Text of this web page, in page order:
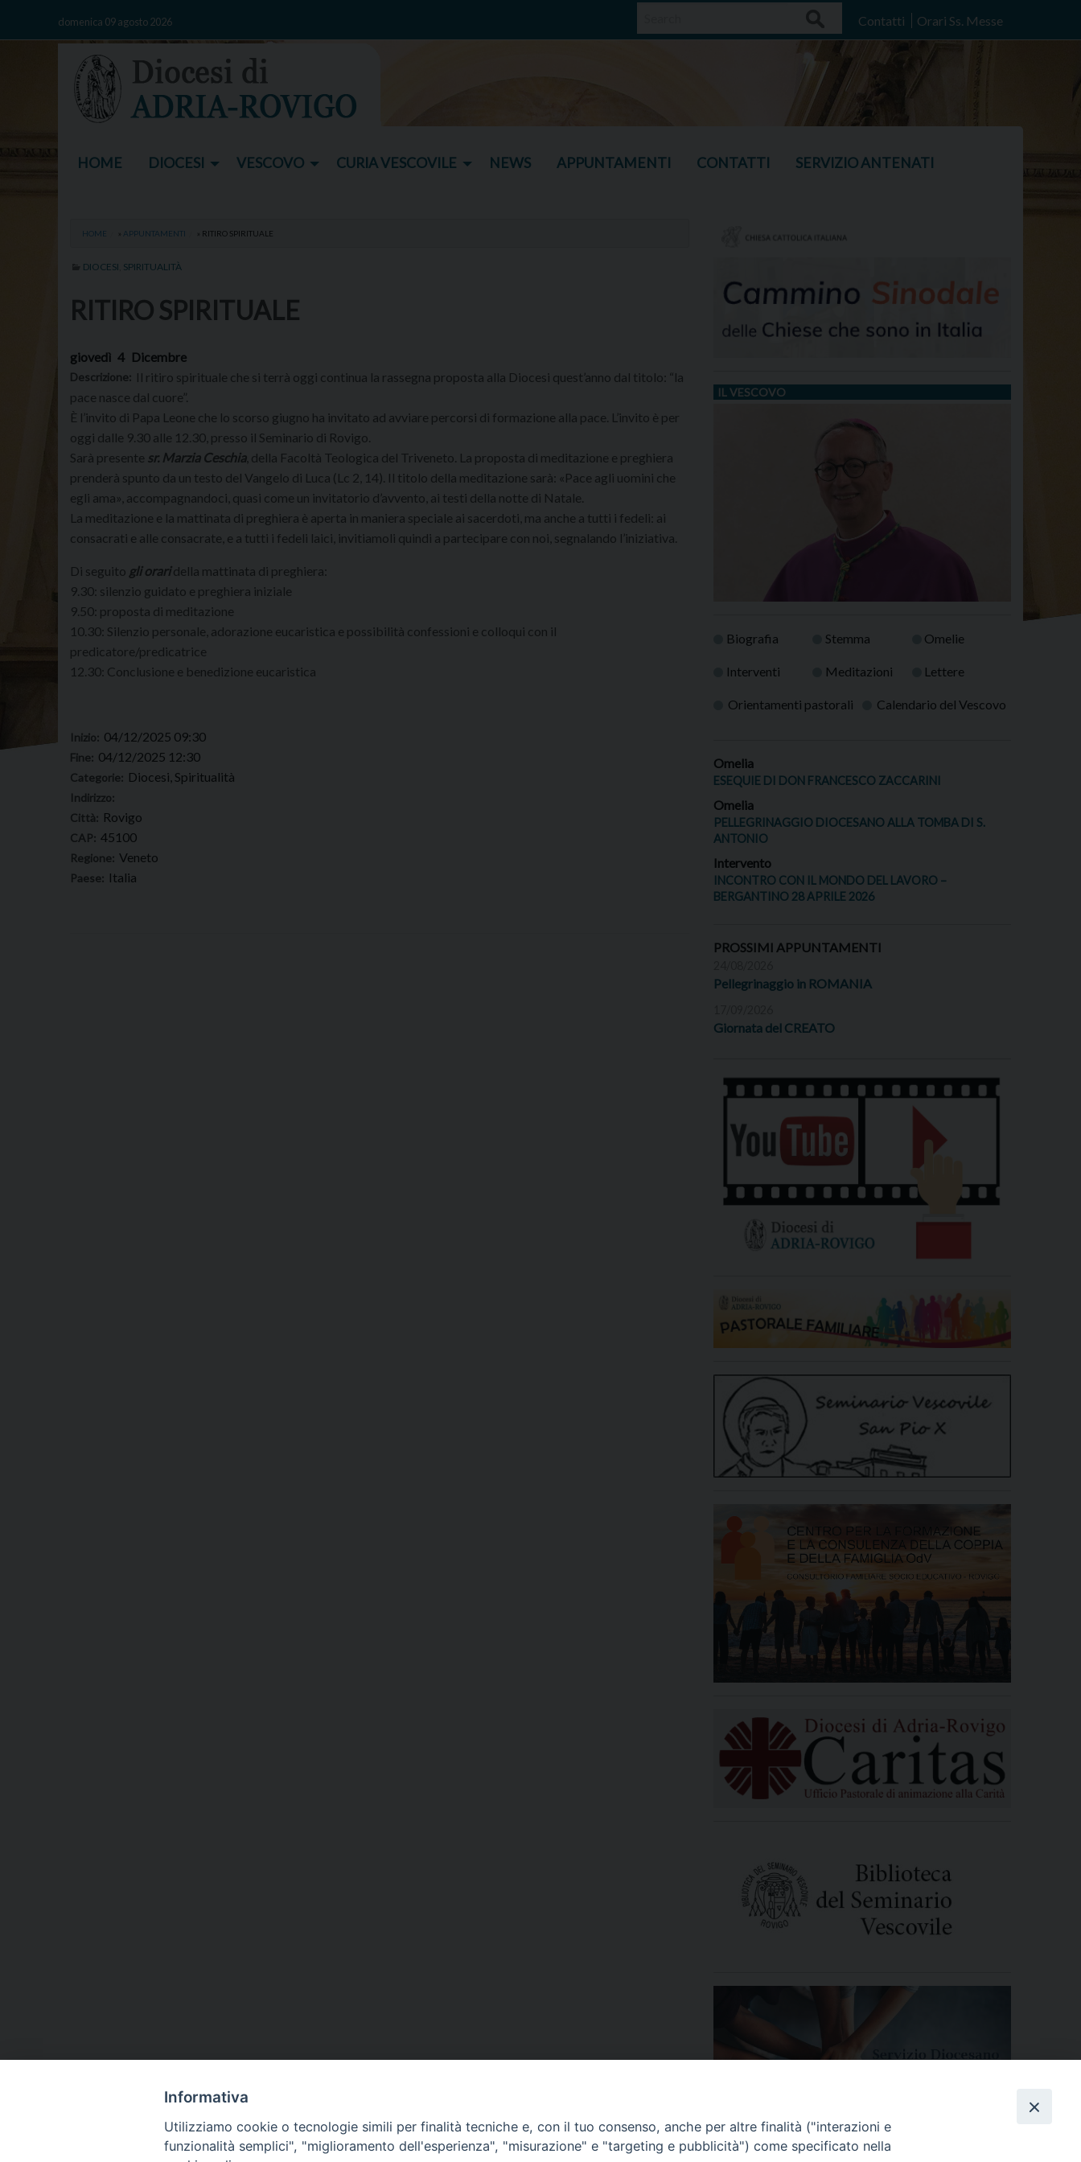
domenica 09 agosto 2026 Contatti Orari Ss. Messe
HOME DIOCESI VESCOVO CURIA VESCOVILE NEWS APPUNTAMENTI CONTATTI SERVIZIO ANTENATI
HOME » APPUNTAMENTI » RITIRO SPIRITUALE
DIOCESI SPIRITUALITÀ
RITIRO SPIRITUALE
giovedì 4 Dicembre
Descrizione: Il ritiro spirituale che si terrà oggi continua la rassegna proposta alla Diocesi quest’anno dal titolo: “la
pace nasce dal cuore”.
È l’invito di Papa Leone che lo scorso giugno ha invitato ad avviare percorsi di formazione alla pace. L’invito è per
oggi dalle 9.30 alle 12.30, presso il Seminario di Rovigo.
Sarà presente sr. Marzia Ceschia, della Facoltà Teologica del Triveneto. La proposta di meditazione e preghiera
prenderà spunto da un testo del Vangelo di Luca (Lc 2, 14). Il titolo della meditazione sarà: «Pace agli uomini che
egli ama», accompagnandoci, quasi come un invitatorio d’avvento, ai testi della notte di Natale.
La meditazione e la mattinata di preghiera è aperta in maniera speciale ai sacerdoti, ma anche a tutti i fedeli: ai
consacrati e alle consacrate, e a tutti i fedeli laici, invitiamoli quindi a partecipare con noi, segnalando l’iniziativa.
Di seguito gli oraridella mattinata di preghiera:
9.30: silenzio guidato e preghiera iniziale
9.50: proposta di meditazione
10.30: Silenzio personale, adorazione eucaristica e possibilità confessioni e colloqui con il
predicatore/predicatrice
12.30: Conclusione e benedizione eucaristica
Inizio: 04/12/2025 09:30
Fine: 04/12/2025 12:30
Categorie: Diocesi, Spiritualità
Indirizzo:
Città: Rovigo
CAP: 45100
Regione: Veneto
Paese: Italia
IL VESCOVO
Biografia Stemma Omelie
Interventi Meditazioni Lettere
Orientamenti pastorali Calendario del Vescovo
Omelia
ESEQUIE DI DON FRANCESCO ZACCARINI
Omelia
PELLEGRINAGGIO DIOCESANO ALLA TOMBA DI S.
ANTONIO
Intervento
INCONTRO CON IL MONDO DEL LAVORO –
BERGANTINO 28 APRILE 2026
PROSSIMI APPUNTAMENTI
Pellegrinaggio in ROMANIA
Giornata del CREATO
Informativa
Utilizziamo cookie o tecnologie simili per finalità tecniche e, con il tuo consenso, anche per altre finalità ("interazioni e
funzionalità semplici", "miglioramento dell'esperienza", "misurazione" e "targeting e pubblicità") come specificato nella